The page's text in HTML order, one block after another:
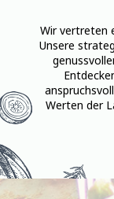
Wir vertreten
Unsere
Werten der